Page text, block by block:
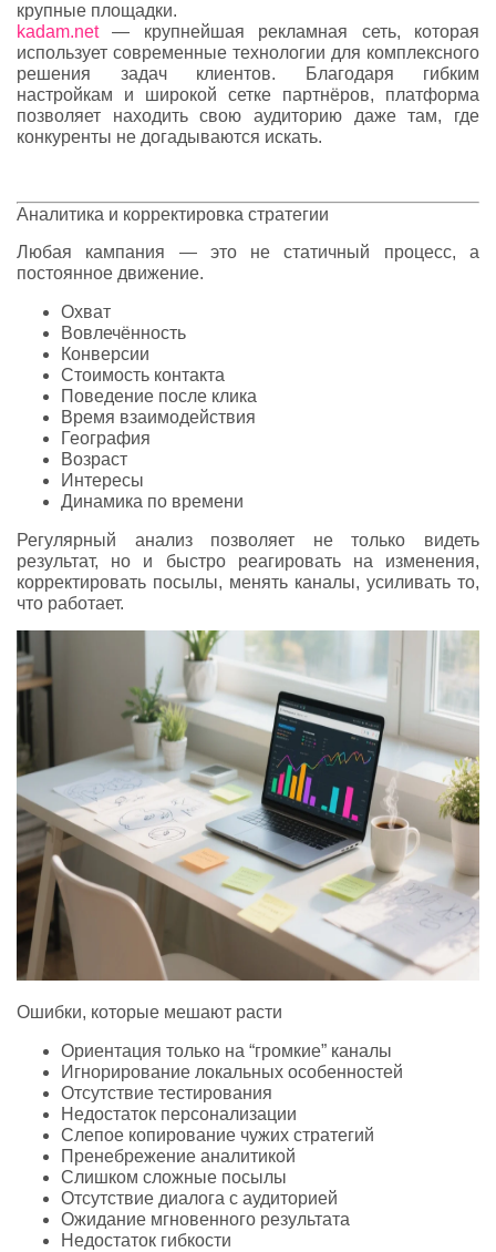
крупные площадки.
kadam.net— крупнейшая рекламная сеть, которая
использует современные технологии для комплексного
решения задач клиентов. Благодаря гибким
настройкам и широкой сетке партнёров, платформа
позволяет находить свою аудиторию даже там, где
конкуренты не догадываются искать.
Аналитика и корректировка стратегии
Любая кампания — это не статичный процесс, а
постоянное движение.
Охват
Вовлечённость
Конверсии
Стоимость контакта
Поведение после клика
Время взаимодействия
География
Возраст
Интересы
Динамика по времени
Регулярный анализ позволяет не только видеть
результат, но и быстро реагировать на изменения,
корректировать посылы, менять каналы, усиливать то,
что работает.
Ошибки, которые мешают расти
Ориентация только на “громкие” каналы
Игнорирование локальных особенностей
Отсутствие тестирования
Недостаток персонализации
Слепое копирование чужих стратегий
Пренебрежение аналитикой
Слишком сложные посылы
Отсутствие диалога с аудиторией
Ожидание мгновенного результата
Недостаток гибкости